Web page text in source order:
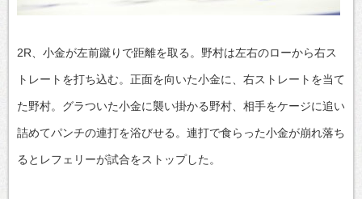
2R、小金が左前蹴りで距離を取る。野村は左右のローから右ス
トレートを打ち込む。正面を向いた小金に、右ストレートを当て
た野村。グラついた小金に襲い掛かる野村、相手をケージに追い
詰めてパンチの連打を浴びせる。連打で食らった小金が崩れ落ち
るとレフェリーが試合をストップした。